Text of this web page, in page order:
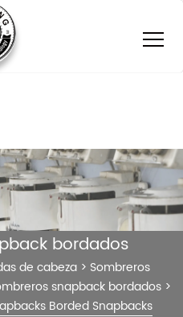
bordados
de cabeza > Sombreros
snapback bordados >
Borded Snapbacks